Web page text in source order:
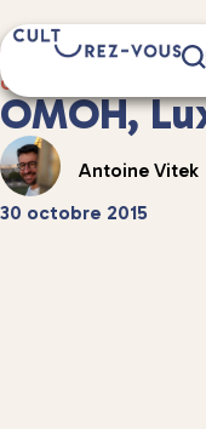
Culture
1 minute(s) de lecture
OMOH,
Antoine Vitek
30 octobre 2015